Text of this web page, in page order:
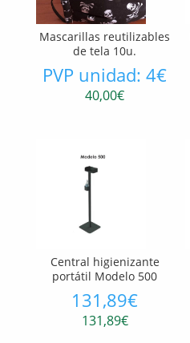
Mascarillas reutilizables
de tela 10u.
PVP unidad: 4€
40,00€
Central higienizante
portátil Modelo 500
131,89€
131,89€